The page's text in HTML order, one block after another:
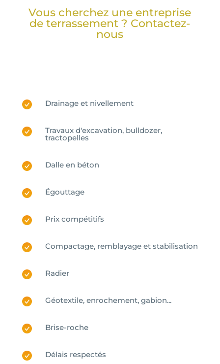
Vous cherchez une entreprise
de terrassement ? Contactez-
nous
Drainage et nivellement
Travaux d'excavation, bulldozer,
tractopelles
Dalle en béton
Égouttage
Prix compétitifs
Compactage, remblayage et stabilisation
Radier
Géotextile, enrochement, gabion...
Brise-roche
Délais respectés